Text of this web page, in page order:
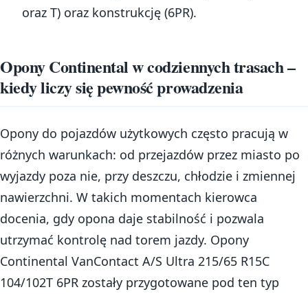
oraz T) oraz konstrukcję (6PR).
Opony Continental w codziennych trasach –
kiedy liczy się pewność prowadzenia
Opony do pojazdów użytkowych często pracują w
różnych warunkach: od przejazdów przez miasto po
wyjazdy poza nie, przy deszczu, chłodzie i zmiennej
nawierzchni. W takich momentach kierowca
docenia, gdy opona daje stabilność i pozwala
utrzymać kontrolę nad torem jazdy. Opony
Continental VanContact A/S Ultra 215/65 R15C
104/102T 6PR zostały przygotowane pod ten typ